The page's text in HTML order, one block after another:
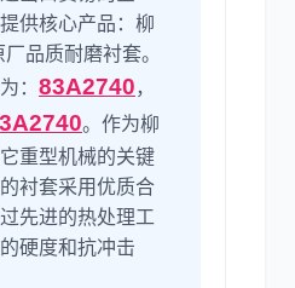
依维柯
供核心产品：柳
品质耐磨衬套。
： 83A2740 ，
。作为柳
重型机械的关键
衬套采用优质合
先进的热处理工
硬度和抗冲击